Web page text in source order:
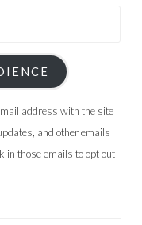
address with the site
and other emails
in those emails to opt out